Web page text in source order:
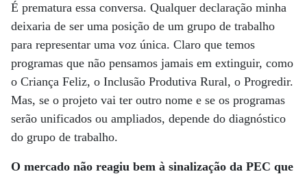
É prematura essa conversa. Qualquer declaração minha
deixaria de ser uma posição de um grupo de trabalho
para representar uma voz única. Claro que temos
programas que não pensamos jamais em extinguir, como
o Criança Feliz, o Inclusão Produtiva Rural, o Progredir.
Mas, se o projeto vai ter outro nome e se os programas
serão unificados ou ampliados, depende do diagnóstico
do grupo de trabalho.
O mercado não reagiu bem à sinalização da PEC que